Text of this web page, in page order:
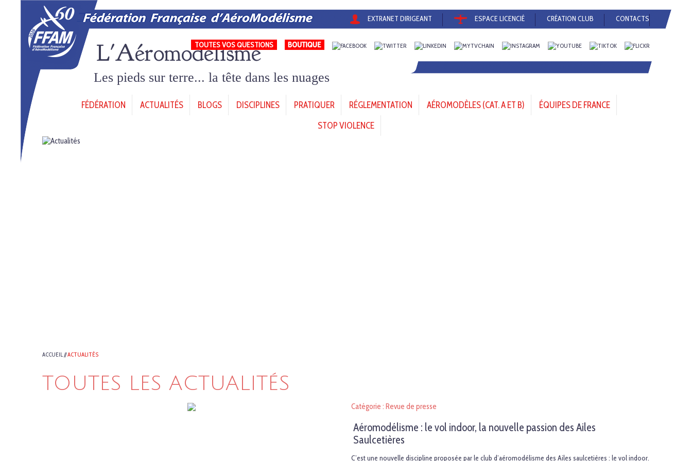
EXTRANET DIRIGEANT ESPACE LICENCIÉ CRÉATION CLUB CONTACTS
TOUTES VOS QUESTIONS
L'Aéromodélisme
Les pieds sur terre... la tête dans les nuages
FÉDÉRATION ACTUALITÉS BLOGS DISCIPLINES PRATIQUER RÉGLEMENTATION AÉROMODÈLES (CAT. A ET B)
ÉQUIPES DE FRANCE
STOP VIOLENCE
ACCUEIL//ACTUALITÉS
TOUTES LES ACTUALITÉS
Catégorie : Revue de presse
Aéromodélisme : le vol indoor, la nouvelle passion des Ailes
Saulcetières
C’est une nouvelle discipline proposée par le club d’aéromodélisme des Ailes saulcetières : le volindoor.